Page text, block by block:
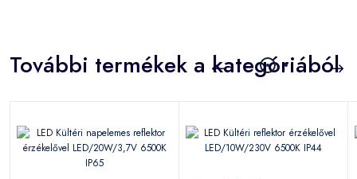
További termékek a kategóriából